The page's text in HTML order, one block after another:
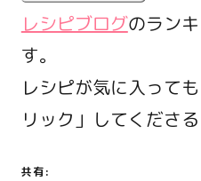
レシピブログのラン
す。
レシピが気に入って
リック」してくださ
共有: